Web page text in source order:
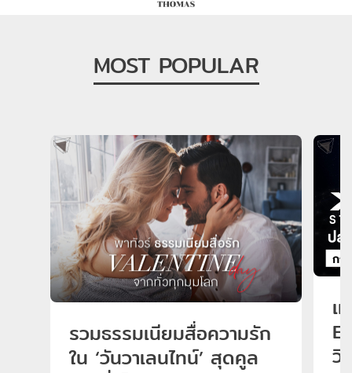
MOST POPULAR
รวมธรรมเนียมสื่อความรัก
ใน ‘วันวาเลนไทน์’ สุดคูล
เ
วิ